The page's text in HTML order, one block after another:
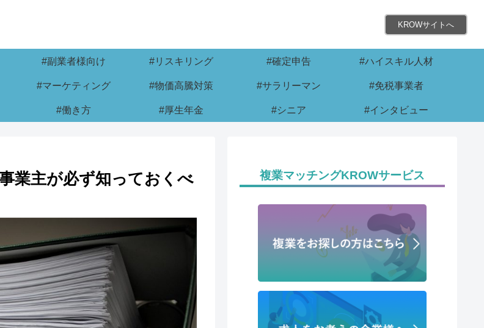
KROWサイトへ
#副業者様向け #リスキリング #確定申告 #ハイスキル人材
#マーケティング #物価高騰対策 #サラリーマン #免税事業者
#働き方 #厚生年金 #シニア #インタビュー
業主が必ず知っておくべ
複業マッチングKROWサービス